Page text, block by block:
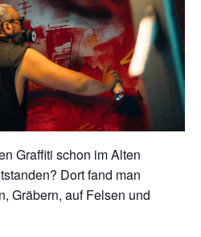
Graffiti schon im Alten
Dort fand man
Gräbern, auf Felsen und